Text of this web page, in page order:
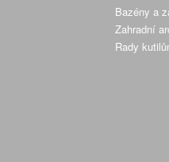
Bazény a
Zahradní
Rady